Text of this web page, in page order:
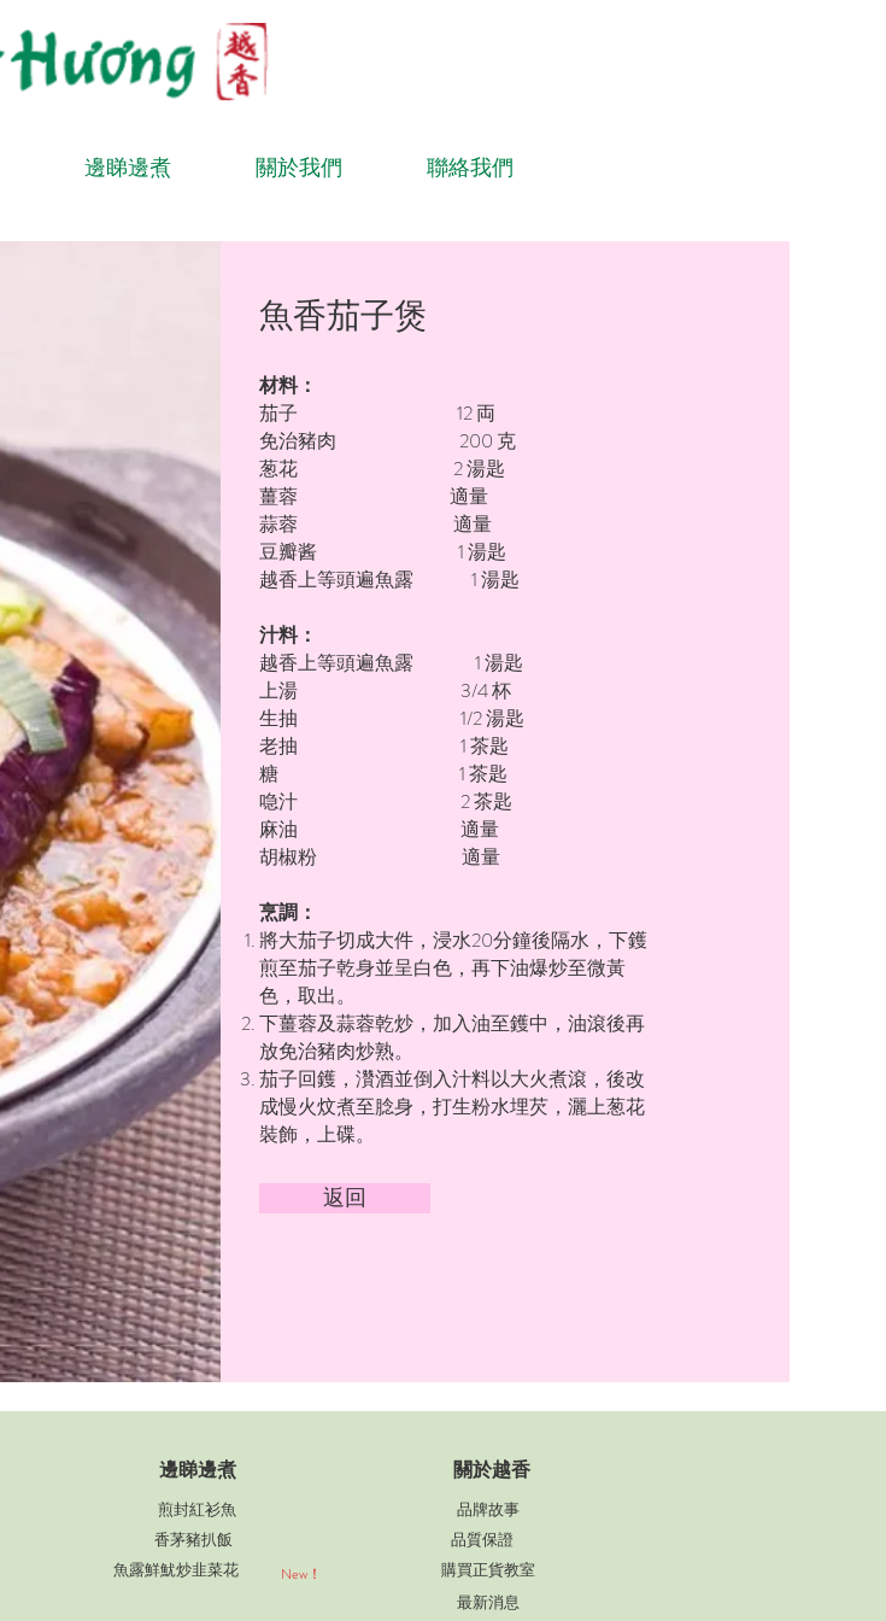
邊睇邊煮 關於我們 聯絡我們
魚香茄子煲
材料：
茄子 12 両
免治豬肉 200 克
葱花 2 湯匙
薑蓉 適量
蒜蓉 適量
豆瓣酱 1 湯匙
越香上等頭遍魚露 1 湯匙
汁料：
越香上等頭遍魚露 1 湯匙
上湯 3/4 杯
生抽 1/2 湯匙
老抽 1 茶匙
糖 1 茶匙
喼汁 2 茶匙
麻油 適量
胡椒粉 適量
烹調：
將大茄子切成大件，浸水20分鐘後隔水，下鑊
煎至茄子乾身並呈白色，再下油爆炒至微黃
色，取出。
下薑蓉及蒜蓉乾炒，加入油至鑊中，油滾後再
放免治豬肉炒熟。
茄子回鑊，灒酒並倒入汁料以大火煮滾，後改
成慢火炆煮至腍身，打生粉水埋芡，灑上葱花
裝飾，上碟。
返回
邊睇邊煮
煎封紅衫魚
香茅豬扒飯
魚露鮮魷炒韭菜花
New！
​關於越香
品牌故事
品質保證
購買正貨教室
最新消息